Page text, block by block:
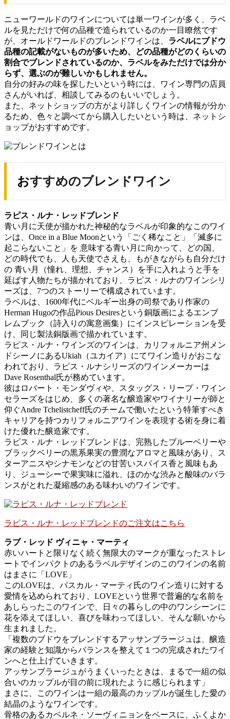
ニューワールドのワインについては単一ワインが多く、ラベ
ルを見ただけで何の品種で造られているのか一目瞭然です
が、オールドワールドのブレンドワインは、 ラベルにブドウ
品種の記載がないものが多いため、
どの品種がどのくらいの
割合でブレンドされているのか、 ラベルをみただけでは分か
らず、選ぶのが難しいかもしれません。
自分の好みの味を探したいという時には、ワイン専門の店員
さんがいれば、相談してみるのもいいでしょう。
また、ネットショップの方がより詳しくワインの情報が分か
るため、色々と調べてから購入したいという時は、ネットシ
ョップがおすすめです。
おすすめのブレンドワイン
ラピス・ルナ・レッドブレンド
青い月に天使が描かれた神秘的なラベルが印象的なこのワイ
ンは、Once in a Blue Moonという「ごく稀なこと」「滅多に
起こらないこと」を 意味する青い月に向かって、どの国、
どの時代でも、人も天使でさえも、もがきながらも自分だけ
の 青い月（憧れ、理想、チャンス）を手に入れようと手を
延ばす人物たちが描かれており、ラピス・ルナのワインシリ
ーズは、7つのストーリーで構成されています。
ラベルは、1600年代にベルギー出身の司祭であり作家の
Herman Hugoの作品Pious Desiresという銅版画によるエンブ
レムブック（詩入りの寓意画集）にインスピレーションを受
け、同じ製法銅版画で描かれています。
ラピス・ルナ・ワインズのワインは、カリフォルニア州メン
ドシーノにあるUkiah（ユカイア）にてワイン造りがおこな
われており、ラピス・ルナシリーズのワインメーカーは
Dave Rosenthal氏が務めています。
彼はロバート・モンダヴィや、スタッグス・リープ・ワイン
セラーズをはじめ、多くの著名な醸造家やワイナリーが師と
仰ぐAndre Tchelistcheff氏のチームで働いたという特筆すべき
キャリアを持つカリフォルニアワインを表現する術を身に着
けた優れた醸造家です。
ラピス・ルナ・レッドブレンドは、完熟したブルーベリーや
ブラックベリーの黒系果実の豊潤なアロマと風味があり、ス
ターアニスやシナモンなどの甘苦いスパイス香と風味もあ
り、ジューシーで果実味に溢れ、ほのかな渋みと酸味のバラ
ンスがとれた凝縮感のある味わいのワインです。
ラピス・ルナ・レッドブレンドのご注文はこちら
ラブ・レッド ヴィニャ・マーティ
赤いハートと限りなく続く無限大のマークが重なったストレ
ートでインパクトのあるラベルデザインのこのワインの名前
はまさに「LOVE」
このLOVEは、パスカル・マーティ氏のワイン造りに対する
愛情を込められており、LOVEという世界で普遍的な名前を
あしらったこのワインで、日々の暮らしの中のワンシーンに
花を添えてほしい、喜びを味わってほしい、そんな願いから
生まれました。
「複数のブドウをブレンドするアッサンブラージュは、醸造
家の経験と知識からバランスを整えて１つの完成されたワイ
ンへと仕上げていきます。
アッサンブラージュがうまくいったときは、まるで一組の似
合いのカップルが目の前に現れたように感じられます」
まさに、このワインは一組の最高のカップルが誕生した愛の
結晶のようなワインです。
骨格のあるカベルネ・ソーヴィニョンをベースに、ふくよか